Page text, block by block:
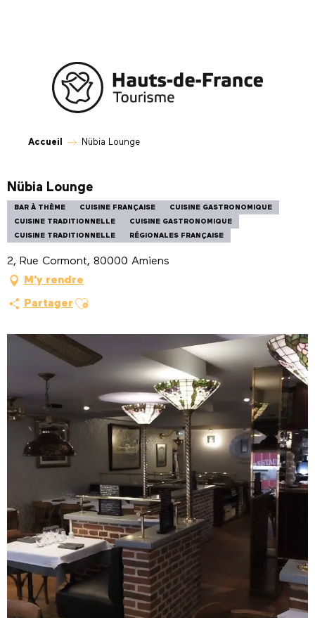
Accueil Nübia Lounge
Nübia Lounge
BAR À THÈME CUISINE FRANÇAISE
CUISINE GASTRONOMIQUE
CUISINE TRADITIONNELLE
CUISINE GASTRONOMIQUE
CUISINE TRADITIONNELLE
RÉGIONALES FRANÇAISE
2, Rue Cormont, 80000 Amiens
M'y rendre
Partager Ajouter aux favoris